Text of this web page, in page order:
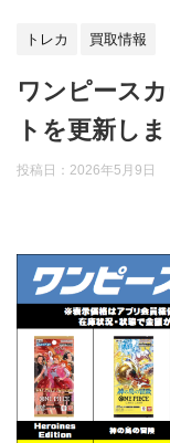
トレカ 買取情報
ワンピース
トを更新し
投稿日： 2026年5月9日